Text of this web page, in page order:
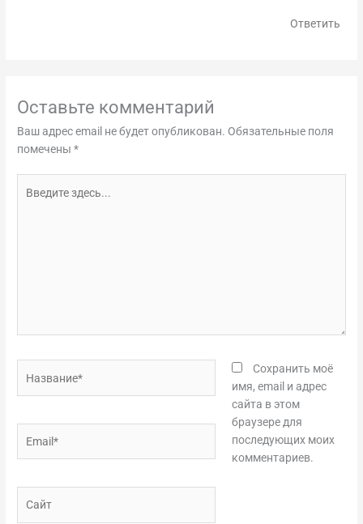
Ответить
Оставьте комментарий
Ваш адрес email не будет опубликован. Обязательные поля
помечены*
здесь...
Сохранить моё
имя, email и адрес
сайта в этом
браузере для
последующих моих
комментариев.